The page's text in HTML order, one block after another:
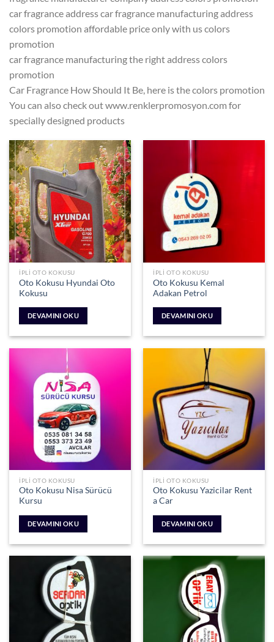
car fragrance address car fragrance manufacturing address
colors promotion affordable price only with us colors
promotion
car fragrance manufacturing the right address colors
promotion
Car Fragrance How Should It Be, here is the colors promotion
You can also check out www.renklerpromosyon.com for
specially designed products
İPLI OTO KOKUSU
Oto Kokusu Hyundai Oto
Kokusu
DEVAMINI OKU
İPLI OTO KOKUSU
Oto Kokusu Kemal
Adakan Petrol
DEVAMINI OKU
İPLI OTO KOKUSU
Oto Kokusu Nisa Sürücü
Kursu
DEVAMINI OKU
İPLI OTO KOKUSU
Oto Kokusu Yazicilar Rent
a Car
DEVAMINI OKU